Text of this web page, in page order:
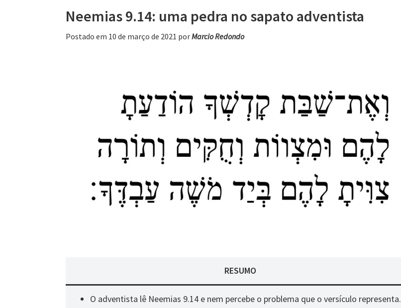
Neemias 9.14: uma pedra no sapato adventista
Postado em 10 de março de 2021 porMarcio Redondo
RESUMO
O adventista lê Neemias 9.14 e nem percebe o problema que o versículo representa.